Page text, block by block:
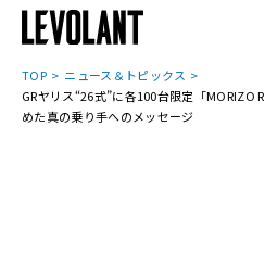
TOP
ニュース＆トピックス
GRヤリス“26式”に各100台限定「
めた真の乗り手へのメッセージ